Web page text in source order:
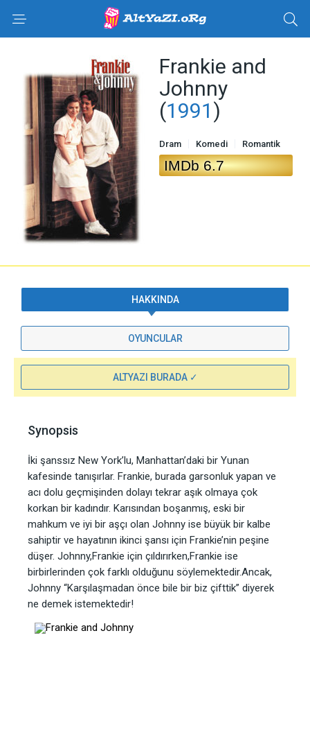
Frankie and
Johnny
(1991 )
IMDb 6.7
Dram Komedi Romantik
HAKKINDA
OYUNCULAR
ALTYAZI BURADA ✓
Synopsis
İki şanssız New York’lu, Manhattan’daki bir Yunan
kafesinde tanışırlar. Frankie, burada garsonluk yapan ve
acı dolu geçmişinden dolayı tekrar aşık olmaya çok
korkan bir kadındır. Karısından boşanmış, eski bir
mahkum ve iyi bir aşçı olan Johnny ise büyük bir kalbe
sahiptir ve hayatının ikinci şansı için Frankie’nin peşine
düşer. Johnny,Frankie için çıldırırken,Frankie ise
birbirlerinden çok farklı olduğunu söylemektedir.Ancak,
Johnny “Karşılaşmadan önce bile bir biz çifttik” diyerek
ne demek istemektedir!